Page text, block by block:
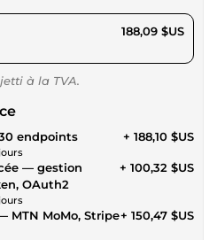
$US 188,09 $US
à la TVA.
jusqu'à 30 endpoints + 188,10 $US
— gestion
OAuth2
+ 100,32 $US
MTN MoMo, Stripe+ 150,47 $US